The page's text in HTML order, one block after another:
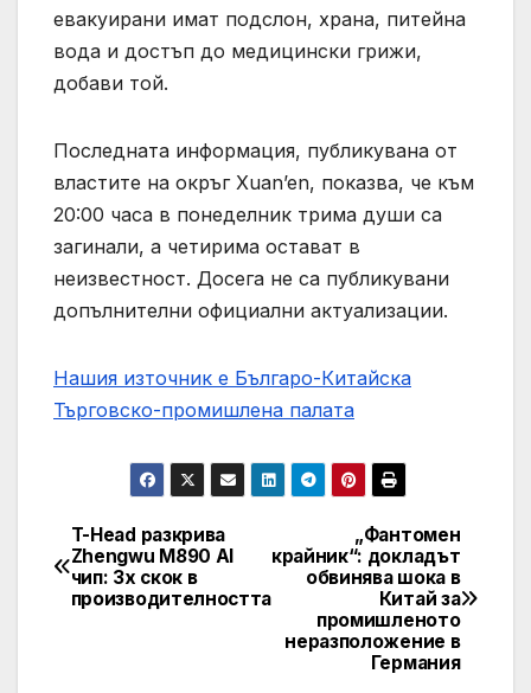
евакуирани имат подслон, храна, питейна
вода и достъп до медицински грижи,
добави той.
Последната информация, публикувана от
властите на окръг Xuan’en, показва, че към
20:00 часа в понеделник трима души са
загинали, а четирима остават в
неизвестност. Досега не са публикувани
допълнителни официални актуализации.
Нашия източник е Българо-Китайска
Търговско-промишлена палaта
Post
navigation
„Фантомен
крайник“: докладът
обвинява шока в
Китай за
промишленото
неразположение в
Германия
T-Head разкрива
Zhengwu M890 AI
чип: 3x скок в
производителността